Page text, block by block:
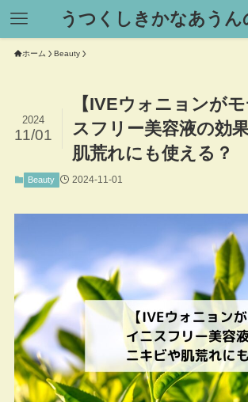
うつくしきかなあうん
ホーム Beauty
【IVEウォニョンが
スフリー美容液の効
肌荒れにも使える？
2024
11/01
Beauty 2024-11-01